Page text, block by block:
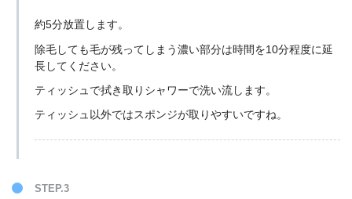
約5分放置します。
除毛しても毛が残ってしまう濃い部分は時間を10分程度に延
長してください。
ティッシュで拭き取りシャワーで洗い流します。
ティッシュ以外ではスポンジが取りやすいですね。
STEP.3